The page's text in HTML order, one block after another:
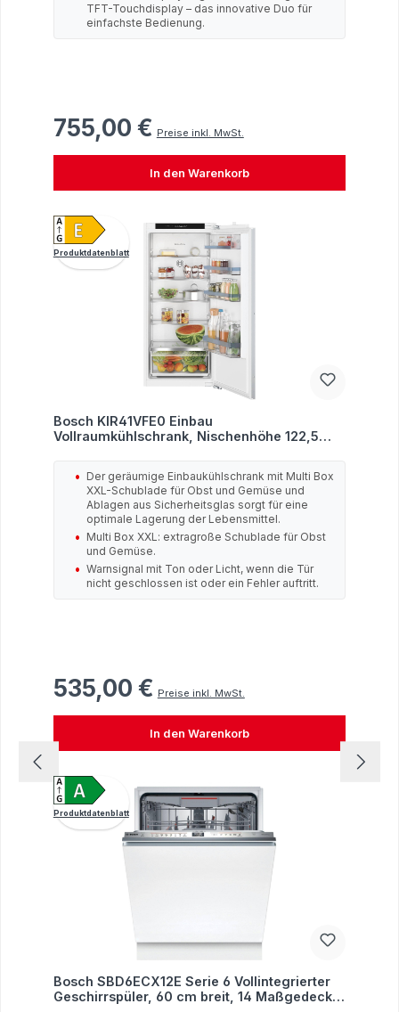
TFT-Touchdisplay – das innovative Duo für
einfachste Bedienung.
Regulärer Preis:
755,00 € Preise inkl. MwSt.
In den Warenkorb
Produktdatenblatt
Bosch KIR41VFE0 Einbau
Vollraumkühlschrank, Nischenhöhe 122,5
Der geräumige Einbaukühlschrank mit Multi Box
XXL-Schublade für Obst und Gemüse und
Ablagen aus Sicherheitsglas sorgt für eine
optimale Lagerung der Lebensmittel.
Multi Box XXL: extragroße Schublade für Obst
und Gemüse.
Warnsignal mit Ton oder Licht, wenn die Tür
nicht geschlossen ist oder ein Fehler auftritt.
Regulärer Preis:
535,00 € Preise inkl. MwSt.
In den Warenkorb
Produktdatenblatt
Bosch SBD6ECX12E Serie 6 Vollintegrierter
Geschirrspüler, 60 cm breit, 14 Maßgedecke,